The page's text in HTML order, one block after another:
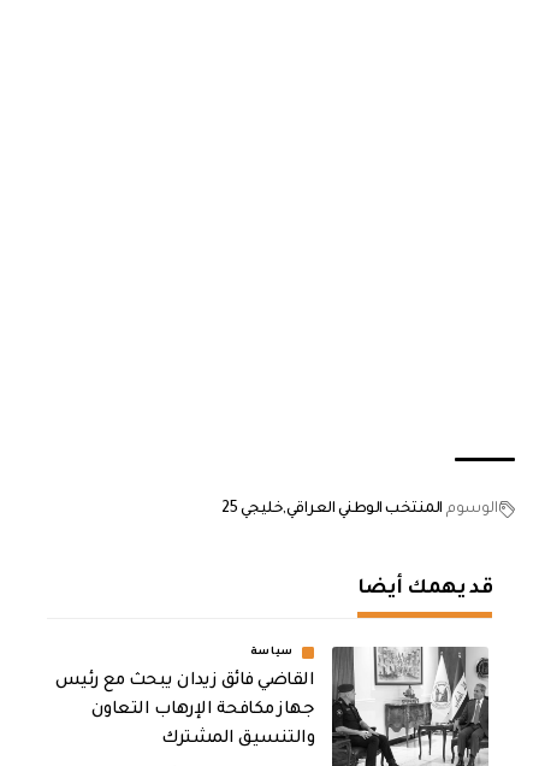
الوسوم المنتخب الوطني العراقيخليجي 25
قد يهمك أيضا
سياسة
القاضي فائق زيدان يبحث مع رئيس
جهاز مكافحة الإرهاب التعاون
والتنسيق المشترك